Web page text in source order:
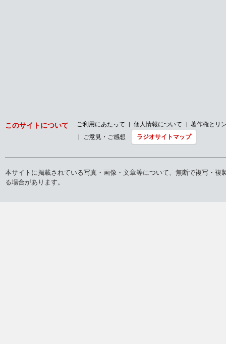
このサイトについて ご利用にあたって 個人情報について
著作権とリ
ご意見・ご感想
ラジオサイトマップ
本サイトに掲載されている写真・画像・文章等について、無断で複写・
る場合があります。